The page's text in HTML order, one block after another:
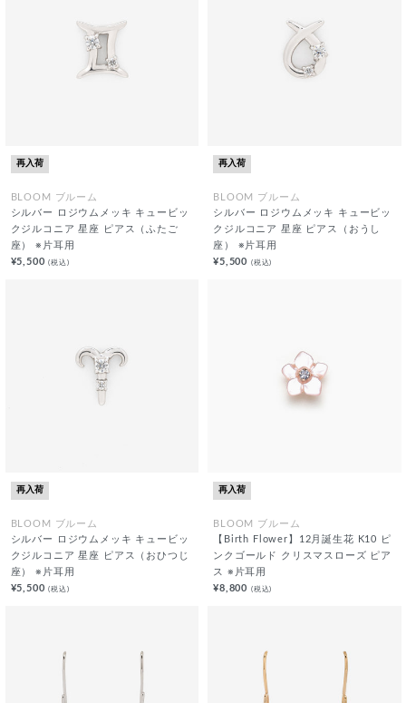
再入荷
BLOOM ブルーム
シルバー ロジウムメッキ キュービッ
クジルコニア 星座 ピアス（ふたご
座） ※片耳用
¥5,500(税込)
再入荷
BLOOM ブルーム
シルバー ロジウムメッキ キュービッ
クジルコニア 星座 ピアス（おうし
座） ※片耳用
¥5,500 (税込)
再入荷
BLOOM ブルーム
シルバー ロジウムメッキ キュービッ
クジルコニア 星座 ピアス（おひつじ
座） ※片耳用
¥5,500(税込)
再入荷
BLOOM ブルーム
【Birth Flower】12月誕生花 K10 ピ
ンクゴールド クリスマスローズ ピア
ス ※片耳用
¥8,800 (税込)